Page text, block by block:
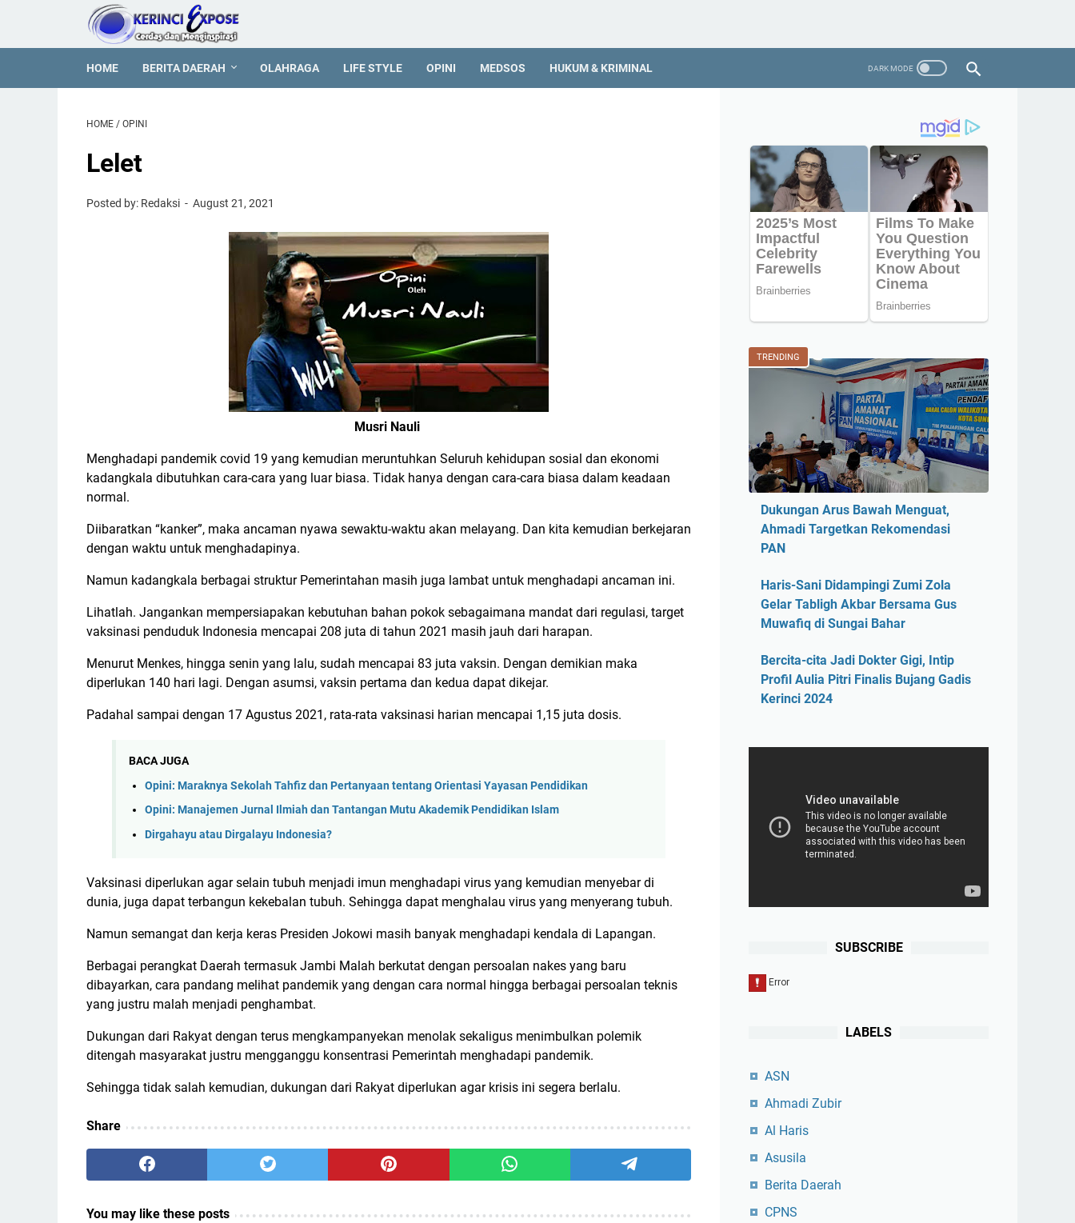
HOME BERITA DAERAH OLAHRAGA LIFE STYLE OPINI MEDSOS HUKUM & KRIMINAL
HOME / OPINI
Lelet
Posted by: Redaksi August 21, 2021
Musri Nauli
Menghadapi pandemik covid 19 yang kemudian meruntuhkan Seluruh kehidupan sosial dan ekonomi
kadangkala dibutuhkan cara-cara yang luar biasa. Tidak hanya dengan cara-cara biasa dalam keadaan
normal.
Diibaratkan “kanker”, maka ancaman nyawa sewaktu-waktu akan melayang. Dan kita kemudian berkejaran
dengan waktu untuk menghadapinya.
Namun kadangkala berbagai struktur Pemerintahan masih juga lambat untuk menghadapi ancaman ini.
Lihatlah. Jangankan mempersiapakan kebutuhan bahan pokok sebagaimana mandat dari regulasi, target
vaksinasi penduduk Indonesia mencapai 208 juta di tahun 2021 masih jauh dari harapan.
Menurut Menkes, hingga senin yang lalu, sudah mencapai 83 juta vaksin. Dengan demikian maka
diperlukan 140 hari lagi. Dengan asumsi, vaksin pertama dan kedua dapat dikejar.
Padahal sampai dengan 17 Agustus 2021, rata-rata vaksinasi harian mencapai 1,15 juta dosis.
BACA JUGA
Opini: Maraknya Sekolah Tahfiz dan Pertanyaan tentang Orientasi Yayasan Pendidikan
Opini: Manajemen Jurnal Ilmiah dan Tantangan Mutu Akademik Pendidikan Islam
Dirgahayu atau Dirgalayu Indonesia?
Vaksinasi diperlukan agar selain tubuh menjadi imun menghadapi virus yang kemudian menyebar di
dunia, juga dapat terbangun kekebalan tubuh. Sehingga dapat menghalau virus yang menyerang tubuh.
Namun semangat dan kerja keras Presiden Jokowi masih banyak menghadapi kendala di Lapangan.
Berbagai perangkat Daerah termasuk Jambi Malah berkutat dengan persoalan nakes yang baru
dibayarkan, cara pandang melihat pandemik yang dengan cara normal hingga berbagai persoalan teknis
yang justru malah menjadi penghambat.
Dukungan dari Rakyat dengan terus mengkampanyekan menolak sekaligus menimbulkan polemik
ditengah masyarakat justru mengganggu konsentrasi Pemerintah menghadapi pandemik.
Sehingga tidak salah kemudian, dukungan dari Rakyat diperlukan agar krisis ini segera berlalu.
Share
You may like these posts
TRENDING
Dukungan Arus Bawah Menguat,
Ahmadi Targetkan Rekomendasi
PAN
Haris-Sani Didampingi Zumi Zola
Gelar Tabligh Akbar Bersama Gus
Muwafiq di Sungai Bahar
Bercita-cita Jadi Dokter Gigi, Intip
Profil Aulia Pitri Finalis Bujang Gadis
Kerinci 2024
SUBSCRIBE
LABELS
ASN
Ahmadi Zubir
Al Haris
Asusila
Berita Daerah
CPNS